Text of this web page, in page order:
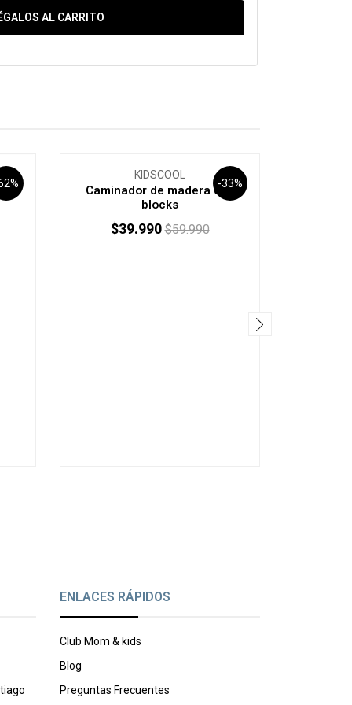
AL CARRITO
-33%
KIDSCOOL
Caminador de madera con
blocks
$39.990 $59.990
ENLACES RÁPIDOS
Club Mom & kids
Blog
Preguntas Frecuentes